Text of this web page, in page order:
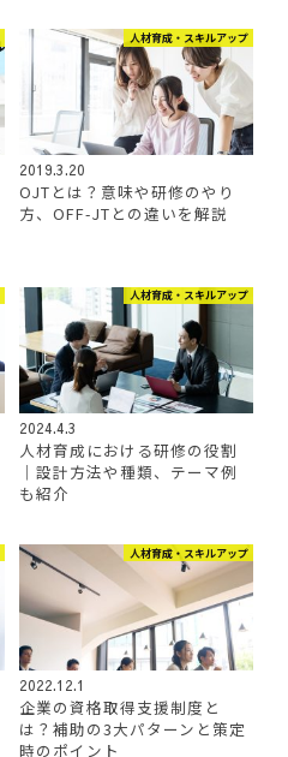
人材育成・スキルアップ
2019.3.20
OJTとは？意味や研修のやり
方、OFF-JTとの違いを解説
人材育成・スキルアップ
2024.4.3
人材育成における研修の役割
｜設計方法や種類、テーマ例
も紹介
人材育成・スキルアップ
2022.12.1
企業の資格取得支援制度と
は？補助の3大パターンと策定
時のポイント